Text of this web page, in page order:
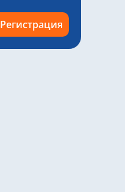
Регистрация